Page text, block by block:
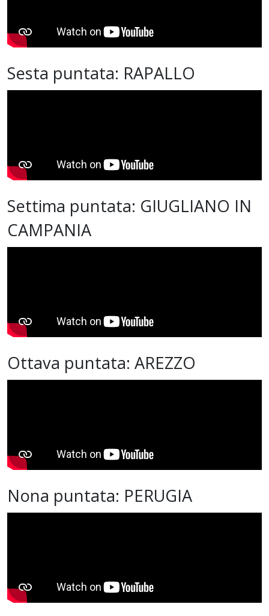
Sesta puntata: RAPALLO
Settima puntata: GIUGLIANO IN
CAMPANIA
Ottava puntata: AREZZO
Nona puntata: PERUGIA